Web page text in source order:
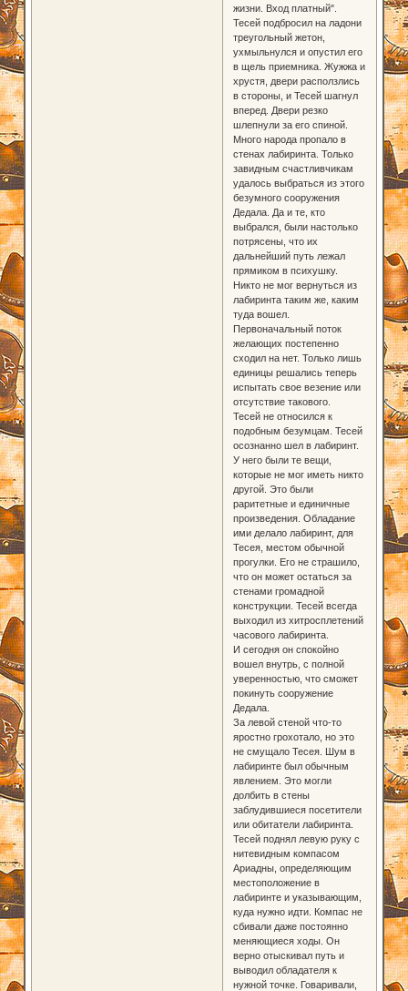
жизни. Вход платный".
Тесей подбросил на ладони
треугольный жетон,
ухмыльнулся и опустил его
в щель приемника. Жужжа и
хрустя, двери расползлись
в стороны, и Тесей шагнул
вперед. Двери резко
шлепнули за его спиной.
Много народа пропало в
стенах лабиринта. Только
завидным счастливчикам
удалось выбраться из этого
безумного сооружения
Дедала. Да и те, кто
выбрался, были настолько
потрясены, что их
дальнейший путь лежал
прямиком в психушку.
Никто не мог вернуться из
лабиринта таким же, каким
туда вошел.
Первоначальный поток
желающих постепенно
сходил на нет. Только лишь
единицы решались теперь
испытать свое везение или
отсутствие такового.
Тесей не относился к
подобным безумцам. Тесей
осознанно шел в лабиринт.
У него были те вещи,
которые не мог иметь никто
другой. Это были
раритетные и единичные
произведения. Обладание
ими делало лабиринт, для
Тесея, местом обычной
прогулки. Его не страшило,
что он может остаться за
стенами громадной
конструкции. Тесей всегда
выходил из хитросплетений
часового лабиринта.
И сегодня он спокойно
вошел внутрь, с полной
уверенностью, что сможет
покинуть сооружение
Дедала.
За левой стеной что-то
яростно грохотало, но это
не смущало Тесея. Шум в
лабиринте был обычным
явлением. Это могли
долбить в стены
заблудившиеся посетители
или обитатели лабиринта.
Тесей поднял левую руку с
нитевидным компасом
Ариадны, определяющим
местоположение в
лабиринте и указывающим,
куда нужно идти. Компас не
сбивали даже постоянно
меняющиеся ходы. Он
верно отыскивал путь и
выводил обладателя к
нужной точке. Говаривали,